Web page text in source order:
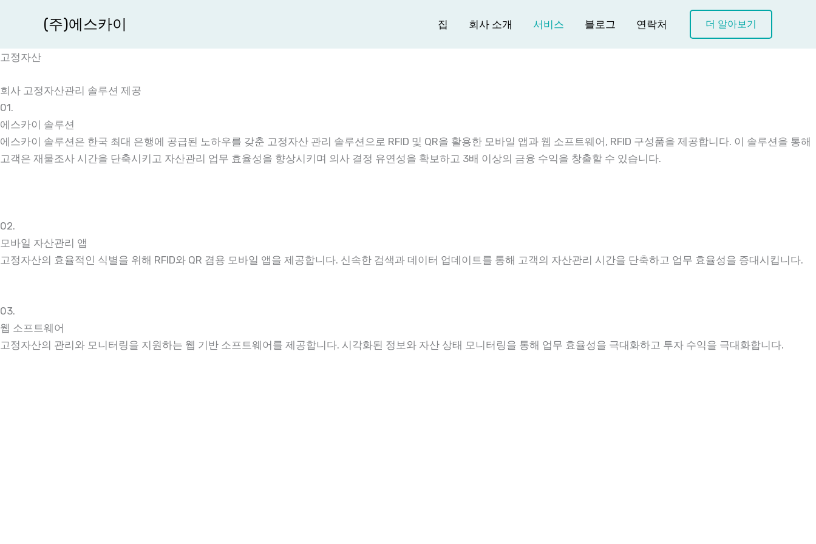
로
너
뛰
기
(주)에스카이 집 회사 소개 서비스 블로그 연락처 더 알아보기
고정자산
회사 고정자산관리 솔루션 제공
01.
에스카이 솔루션
에스카이 솔루션은 한국 최대 은행에 공급된 노하우를 갖춘 고정자산 관리 솔루션으로 RFID 및 QR을 활용한 모바일 앱과 웹 소프트웨어, RFID 구성품을 제공합니다. 이 솔루션을 통해
고객은 재물조사 시간을 단축시키고 자산관리 업무 효율성을 향상시키며 의사 결정 유연성을 확보하고 3배 이상의 금융 수익을 창출할 수 있습니다.
02.
모바일 자산관리 앱
고정자산의 효율적인 식별을 위해 RFID와 QR 겸용 모바일 앱을 제공합니다. 신속한 검색과 데이터 업데이트를 통해 고객의 자산관리 시간을 단축하고 업무 효율성을 증대시킵니다.
03.
웹 소프트웨어
고정자산의 관리와 모니터링을 지원하는 웹 기반 소프트웨어를 제공합니다. 시각화된 정보와 자산 상태 모니터링을 통해 업무 효율성을 극대화하고 투자 수익을 극대화합니다.